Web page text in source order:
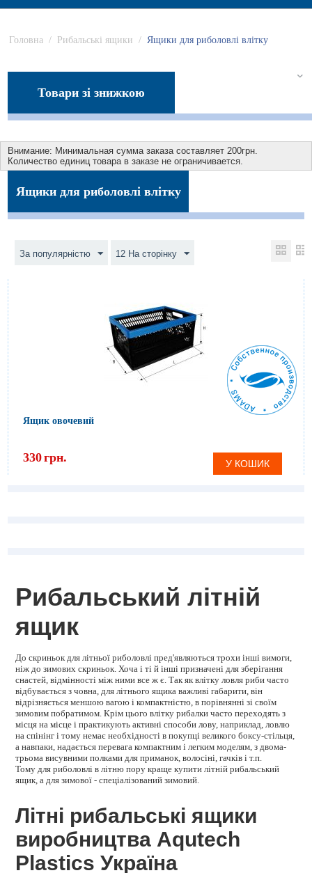
Головна / Рибальські ящики / Ящики для риболовлі влітку
Товари зі знижкою
Внимание: Минимальная сумма заказа составляет 200грн.
Количество единиц товара в заказе не ограничивается.
Ящики для риболовлі влітку
За популярністю 12 На сторінку
Ящик овочевий
330грн. У КОШИК
Рибальський літній
ящик
До скриньок для літньої риболовлі пред'являються трохи інші вимоги,
ніж до зимових скриньок. Хоча і ті й інші призначені для зберігання
снастей, відмінності між ними все ж є. Так як влітку ловля риби часто
відбувається з човна, для літнього ящика важливі габарити, він
відрізняється меншою вагою і компактністю, в порівнянні зі своїм
зимовим побратимом. Крім цього влітку рибалки часто переходять з
місця на місце і практикують активні способи лову, наприклад, ловлю
на спінінг і тому немає необхідності в покупці великого боксу-стільця,
а навпаки, надається перевага компактним і легким моделям, з двома-
трьома висувними полками для приманок, волосіні, гачків і т.п.
Тому для риболовлі в літню пору краще купити літній рибальський
ящик, а для зимової - спеціалізований зимовий.
Літні рибальські ящики
виробництва Aqutech
Plastics Україна